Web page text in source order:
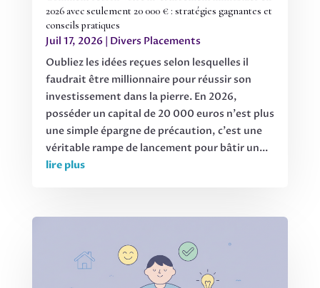
2026 avec seulement 20 000 € : stratégies gagnantes et
conseils pratiques
Juil 17, 2026 | Divers Placements
Oubliez les idées reçues selon lesquelles il
faudrait être millionnaire pour réussir son
investissement dans la pierre. En 2026,
posséder un capital de 20 000 euros n'est plus
une simple épargne de précaution, c'est une
véritable rampe de lancement pour bâtir un...
lire plus